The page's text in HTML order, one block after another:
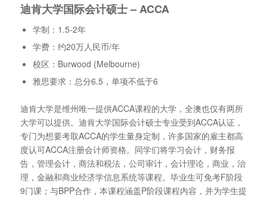
迪肯大学国际会计硕士 – ACCA
学制：1.5-2年
学费：约20万人民币/年
校区：Burwood (Melbourne)
雅思要求：总分6.5，单项不低于6
迪肯大学是维州唯一提供ACCA课程的大学，全澳也仅有两所
大学可以提供。迪肯大学国际会计硕士专业受到ACCA认证，
专门为想要考取ACCA的学生量身定制，许多国家的雇主都高
度认可ACCA注册会计师资格。同学们将学习会计，财务报
告，管理会计，商法和税法，公司审计，会计理论，商业，治
理，金融和商业经济学信息系统等课程。毕业生可免考F阶段
9门课；与BPP合作，本课程涵盖P阶段课程内容，并为学生提